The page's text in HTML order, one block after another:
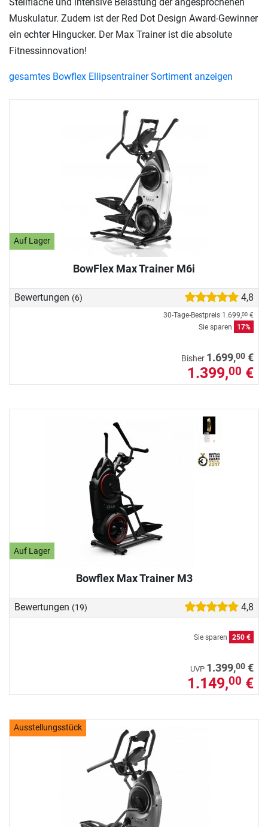
Auf Lager
BowFlex Max Trainer M6i
Bewertungen (6) 4,8
30-Tage-Bestpreis 1.699,00 €
Sie sparen
17%
Bisher 1.699,00 €
1.399,00 €
Auf Lager
Bowflex Max Trainer M3
Bewertungen (19) 4,8
Sie sparen 250 €
UVP 1.399,00 €
1.149,00 €
Ausstellungsstück
Muskulatur. Zudem ist der Red Dot Design Award-Gewinner
ein echter Hingucker. Der Max Trainer ist die absolute
Fitnessinnovation!
gesamtes Bowflex Ellipsentrainer Sortiment anzeigen